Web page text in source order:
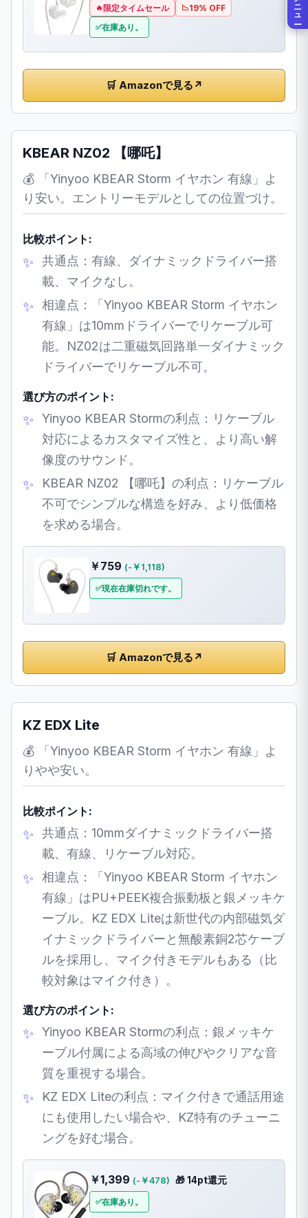
限定タイムセール
19% OFF
在庫あり。
🛒 Amazonで見る ↗
KBEAR NZ02 【哪吒】
💰 「Yinyoo KBEAR Storm イヤホン 有線」よ
り安い。エントリーモデルとしての位置づけ。
比較ポイント:
共通点：有線、ダイナミックドライバー搭
載、マイクなし。
相違点：「Yinyoo KBEAR Storm イヤホン
有線」は10mmドライバーでリケーブル可
能。NZ02は二重磁気回路単一ダイナミック
ドライバーでリケーブル不可。
選び方のポイント:
Yinyoo KBEAR Stormの利点：リケーブル
対応によるカスタマイズ性と、より高い解
像度のサウンド。
KBEAR NZ02 【哪吒】の利点：リケーブル
不可でシンプルな構造を好み、より低価格
を求める場合。
￥759 (-￥1,118)
現在在庫切れです。
🛒 Amazonで見る ↗
KZ EDX Lite
💰 「Yinyoo KBEAR Storm イヤホン 有線」よ
りやや安い。
比較ポイント:
共通点：10mmダイナミックドライバー搭
載、有線、リケーブル対応。
相違点：「Yinyoo KBEAR Storm イヤホン
有線」はPU+PEEK複合振動板と銀メッキケ
ーブル。KZ EDX Liteは新世代の内部磁気ダ
イナミックドライバーと無酸素銅2芯ケーブ
ルを採用し、マイク付きモデルもある（比
較対象はマイク付き）。
選び方のポイント:
Yinyoo KBEAR Stormの利点：銀メッキケ
ーブル付属による高域の伸びやクリアな音
質を重視する場合。
KZ EDX Liteの利点：マイク付きで通話用途
にも使用したい場合や、KZ特有のチューニ
ングを好む場合。
￥1,399 (-￥478) 🎁 14pt還元
在庫あり。